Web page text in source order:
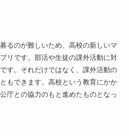
るのが難しいため、高校の新しいマ
リです。部活や生徒の課外活動に対
す。それだけではなく、課外活動の
もできます。高校という教育にかか
庁との協力のもと進めたものとなっ